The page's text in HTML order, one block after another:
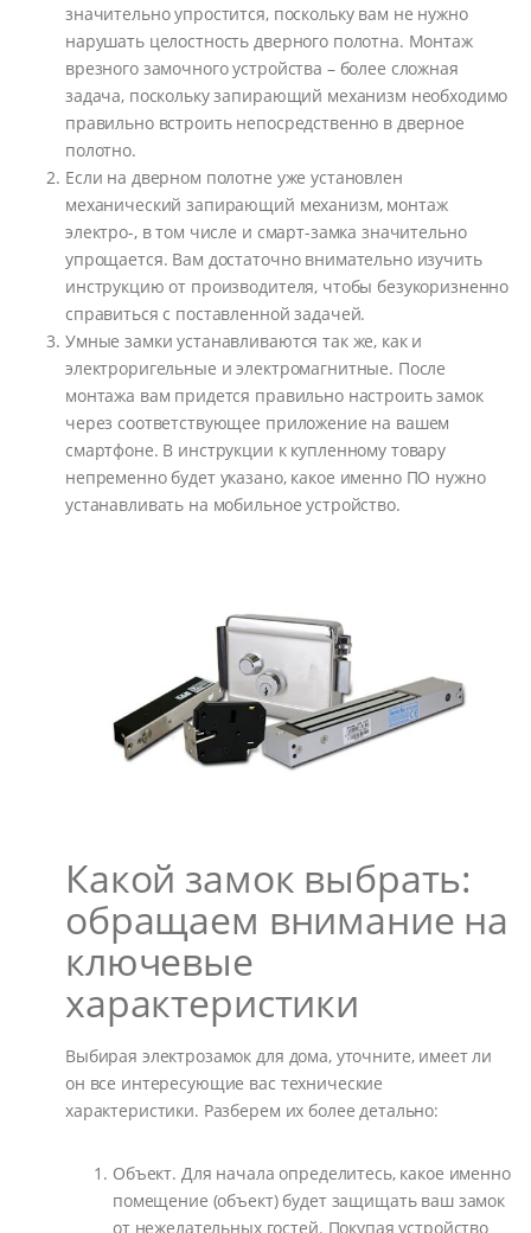
значительно упроcтится, поскольку вам не нужно
нарушать целостность дверного полотна. Монтаж
врезного замочного устройства – более сложная
задача, поскольку запирающий механизм необходимо
правильно встроить непосредственно в дверное
полотно.
Если на дверном полотне уже установлен
механический запирающий механизм, монтаж
электро-, в том числе и смарт-замка значительно
упрощается. Вам достаточно внимательно изучить
инструкцию от производителя, чтобы безукоризненно
справиться с поставленной задачей.
Умные замки устанавливаются так же, как и
электроригельные и электромагнитные. После
монтажа вам придется правильно настроить замок
через соответствующее приложение на вашем
смартфоне. В инструкции к купленному товару
непременно будет указано, какое именно ПО нужно
устанавливать на мобильное устройство.
Какой замок выбрать:
обращаем внимание на
ключевые
характеристики
Выбирая электрозамок для дома, уточните, имеет ли
он все интересующие вас технические
характеристики. Разберем их более детально:
Объект. Для начала определитесь, какое именно
помещение (объект) будет защищать ваш замок
от нежелательных гостей. Покупая устройство